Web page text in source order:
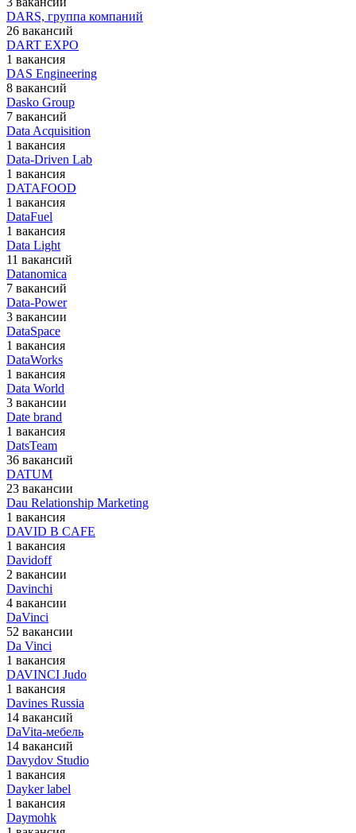
DARS, группа компаний
26 вакансий
DART EXPO
1 вакансия
DAS Engineering
8 вакансий
Dasko Group
7 вакансий
Data Acquisition
1 вакансия
Data-Driven Lab
1 вакансия
DATAFOOD
1 вакансия
DataFuel
1 вакансия
Data Light
11 вакансий
Datanomica
7 вакансий
Data-Power
3 вакансии
DataSpace
1 вакансия
DataWorks
1 вакансия
Data World
3 вакансии
Date brand
1 вакансия
DatsTeam
36 вакансий
DATUM
23 вакансии
Dau Relationship Marketing
1 вакансия
DAVID B CAFE
1 вакансия
Davidoff
2 вакансии
Davinchi
4 вакансии
DaVinci
52 вакансии
Da Vinci
1 вакансия
DAVINCI Judo
1 вакансия
Davines Russia
14 вакансий
DaVita-мебель
14 вакансий
Davydov Studio
1 вакансия
Dayker label
1 вакансия
Daymohk